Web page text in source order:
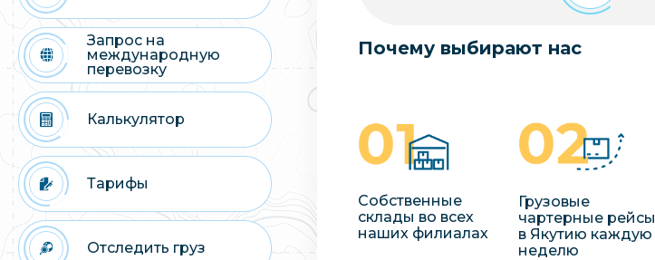
Запрос на
международную
перевозку
Калькулятор
Тарифы
Отследить груз
Почему выбирают нас
Собственные
склады во всех
наших филиалах
Грузовые
чартерные рейсы
в Якутию каждую
неделю